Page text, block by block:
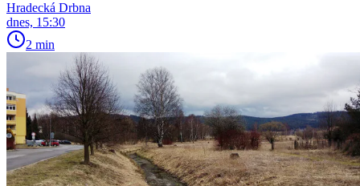
Hradecká Drbna
dnes, 15:30
2 min